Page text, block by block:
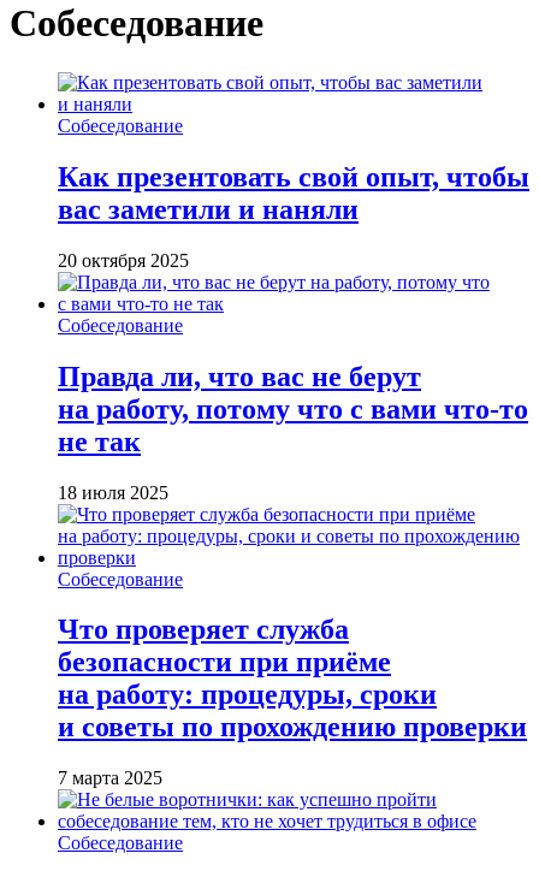
Собеседование
Собеседование
Как презентовать свой опыт, чтобы
вас заметили и наняли
20 октября 2025
Собеседование
Правда ли, что вас не берут
на работу, потому что с вами что-то
не так
18 июля 2025
Собеседование
Что проверяет служба
безопасности при приёме
на работу: процедуры, сроки
и советы по прохождению проверки
7 марта 2025
Собеседование